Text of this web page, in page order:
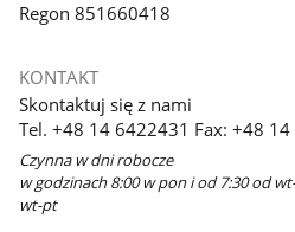
Regon 851660418
KONTAKT
Skontaktuj się z nami
Tel. +48 14 6422431 Fax: +48
Czynna w dni robocze
w godzinach 8:00 w pon i od 7:30 od
wt-pt